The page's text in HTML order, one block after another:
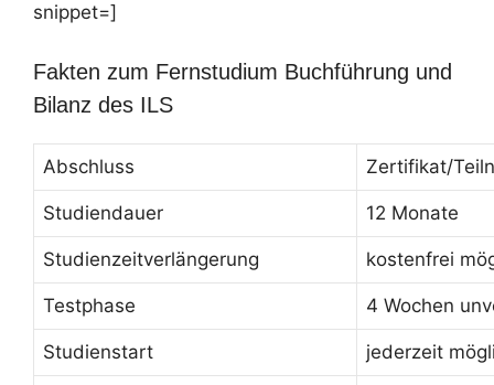
snippet=]
Fakten zum Fernstudium Buchführung und
Bilanz des ILS
Abschluss Zertifikat/
Studiendauer 12 Monate
Studienzeitverlängerung kostenfrei
Testphase 4 Wochen
Studienstart jederzeit